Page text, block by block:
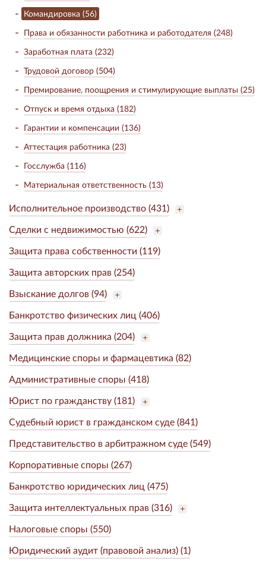
Командировка (56)
Права и обязанности работника и работодателя (248)
Заработная плата (232)
Трудовой договор (504)
Премирование, поощрения и стимулирующие выплаты (25)
Отпуск и время отдыха (182)
Гарантии и компенсации (136)
Аттестация работника (23)
Госслужба (116)
Материальная ответственность (13)
Исполнительное производство (431)
Сделки с недвижимостью (622)
Защита права собственности (119)
Защита авторских прав (254)
Взыскание долгов (94)
Банкротство физических лиц (406)
Защита прав должника (204)
Медицинские споры и фармацевтика (82)
Административные споры (418)
Юрист по гражданству (181)
Судебный юрист в гражданском суде (841)
Представительство в арбитражном суде (549)
Корпоративные споры (267)
Банкротство юридических лиц (475)
Защита интеллектуальных прав (316)
Налоговые споры (550)
Юридический аудит (правовой анализ) (1)